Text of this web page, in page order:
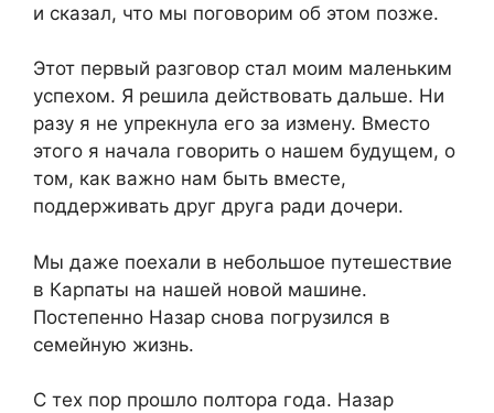
и сказал, что мы поговорим об этом позже.
Этот первый разговор стал моим маленьким
успехом. Я решила действовать дальше. Ни
разу я не упрекнула его за измену. Вместо
этого я начала говорить о нашем будущем, о
том, как важно нам быть вместе,
поддерживать друг друга ради дочери.
Мы даже поехали в небольшое путешествие
в Карпаты на нашей новой машине.
Постепенно Назар снова погрузился в
семейную жизнь.
С тех пор прошло полтора года. Назар